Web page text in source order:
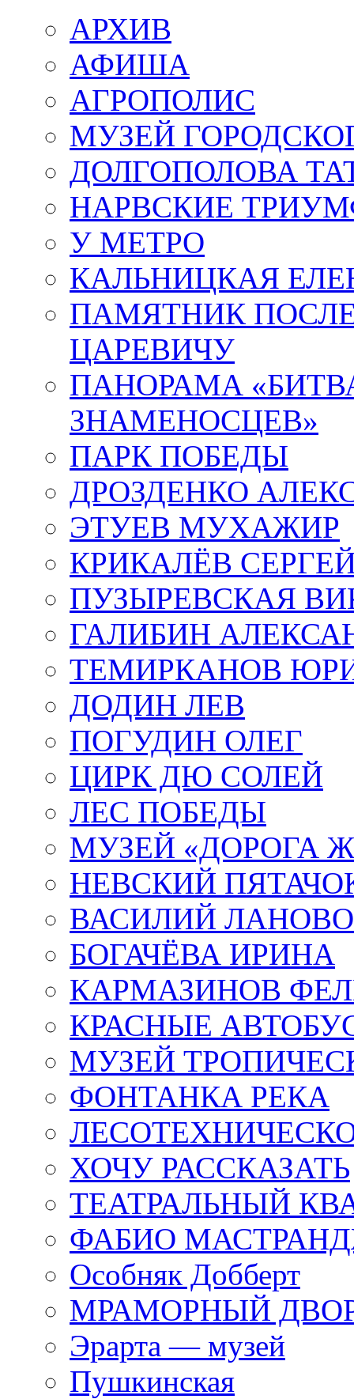
АРХИВ
АФИША
АГРОПОЛИС
МУЗЕЙ
ДОЛГОПОЛОВА
НАРВСКИЕ
У МЕТРО
КАЛЬНИЦКАЯ
ПАМЯТНИК
ЦАРЕВИЧУ
ПАНОРАМА
ЗНАМЕНОСЦЕВ»
ПАРК ПОБЕДЫ
ДРОЗДЕНКО
ЭТУЕВ МУХАЖИР
КРИКАЛЁВ
ПУЗЫРЕВСКАЯ
ГАЛИБИН
ТЕМИРКАНОВ
ДОДИН ЛЕВ
ПОГУДИН ОЛЕГ
ЦИРК ДЮ СОЛЕЙ
ЛЕС ПОБЕДЫ
МУЗЕЙ «ДОРОГА
НЕВСКИЙ
ВАСИЛИЙ
БОГАЧЁВА ИРИНА
КАРМАЗИНОВ
КРАСНЫЕ
МУЗЕЙ
ФОНТАНКА РЕКА
ХОЧУ РАССКАЗАТЬ
ТЕАТРАЛЬНЫЙ
ФАБИО
Особняк Добберт
МРАМОРНЫЙ
Эрарта — музей
Пушкинская